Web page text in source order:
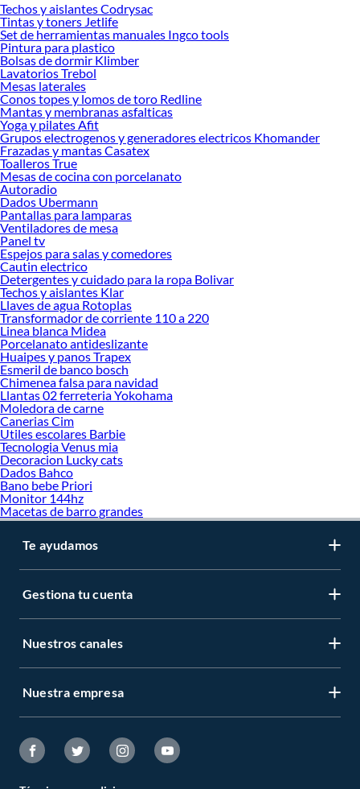
proyectos en las mejores marcas de calidad y con garantía.
Precios de Mandolina en Sodimac Perú
Si buscar ahorrar, estás en la tienda correcta porque en Sodimac tenemos
nuestra política de precios bajos garantizados en Mandolina, así que no dudes
más y compra online este producto con sus complementos para que termines tu
proyecto al 100% a un costo económico. Además, elige entre las opciones de
delivery o recojo en tienda.
Las mejores marcas de Mandolina
Sabemos que la calidad, confianza y seguridad son factores importantes al
momento de decidir qué modelo comprar, por ello contamos con una amplia
oferta de marcas prestigiosas y reconocidas en Mandolina. De esta manera,
inviertes en durabilidad, rendimiento, excelencia y satisfacción garantizada.
Techos y aislantes Codrysac
Tintas y toners Jetlife
Set de herramientas manuales Ingco tools
Pintura para plastico
Bolsas de dormir Klimber
Lavatorios Trebol
Mesas laterales
Conos topes y lomos de toro Redline
Mantas y membranas asfalticas
Yoga y pilates Afit
Grupos electrogenos y generadores electricos Khomander
Frazadas y mantas Casatex
Toalleros True
Mesas de cocina con porcelanato
Autoradio
Dados Ubermann
Pantallas para lamparas
Ventiladores de mesa
Panel tv
Espejos para salas y comedores
Cautin electrico
Detergentes y cuidado para la ropa Bolivar
Techos y aislantes Klar
Llaves de agua Rotoplas
Transformador de corriente 110 a 220
Linea blanca Midea
Porcelanato antideslizante
Huaipes y panos Trapex
Esmeril de banco bosch
Chimenea falsa para navidad
Llantas 02 ferreteria Yokohama
Moledora de carne
Canerias Cim
Utiles escolares Barbie
Tecnologia Venus mia
Decoracion Lucky cats
Dados Bahco
Bano bebe Priori
Monitor 144hz
Macetas de barro grandes
Te ayudamos
Gestiona tu cuenta
Nuestros canales
Nuestra empresa